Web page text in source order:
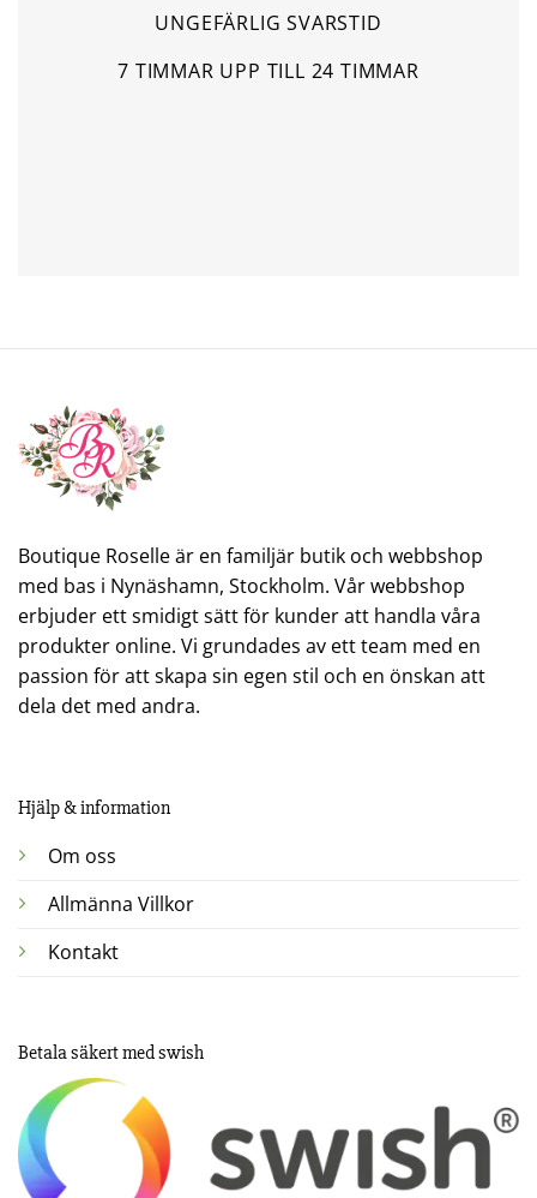
UNGEFÄRLIG SVARSTID
7 TIMMAR UPP TILL 24 TIMMAR
Boutique Roselle är en familjär butik och webbshop
med bas i Nynäshamn, Stockholm. Vår webbshop
erbjuder ett smidigt sätt för kunder att handla våra
produkter online. Vi grundades av ett team med en
passion för att skapa sin egen stil och en önskan att
dela det med andra.
Hjälp & information
Om oss
Allmänna Villkor
Kontakt
Betala säkert med swish